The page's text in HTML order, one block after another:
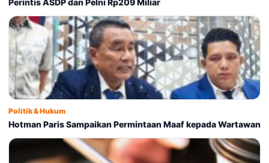
Perintis ASDP dan Pelni Rp209 Miliar
Politik & Hukum
Hotman Paris Sampaikan Permintaan Maaf kepada Wartawan